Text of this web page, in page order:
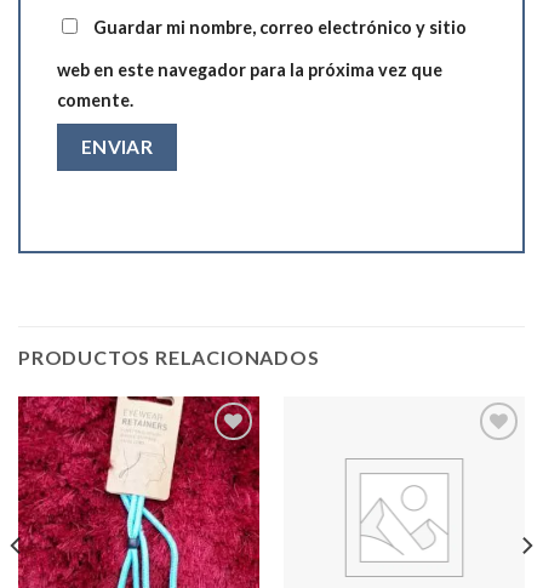
Guardar mi nombre, correo electrónico y sitio
web en este navegador para la próxima vez que
comente.
PRODUCTOS RELACIONADOS
Add to
wishlist